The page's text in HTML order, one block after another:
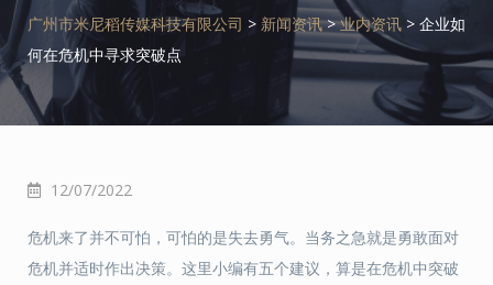
广州市米尼稻传媒科技有限公司 > 新闻资讯>业内资讯 > 企业如
何在危机中寻求突破点
12/07/2022
危机来了并不可怕，可怕的是失去勇气。当务之急就是勇敢面对
危机并适时作出决策。这里小编有五个建议，算是在危机中突破